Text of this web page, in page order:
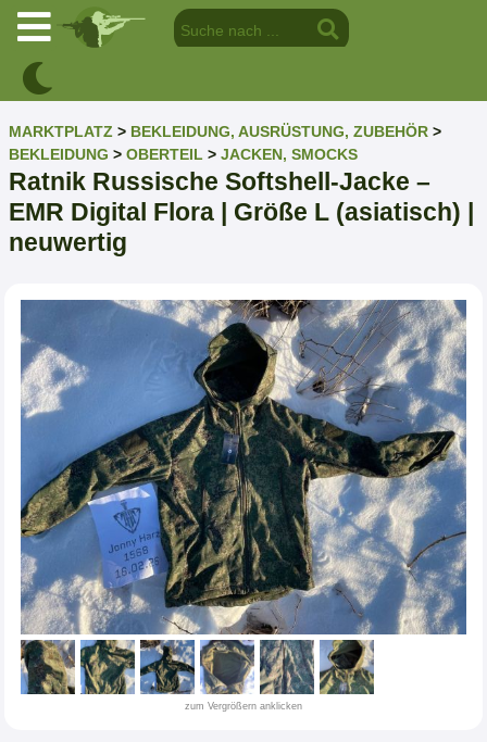
MARKTPLATZ > BEKLEIDUNG, AUSRÜSTUNG, ZUBEHÖR >
BEKLEIDUNG > OBERTEIL > JACKEN, SMOCKS
Ratnik Russische Softshell-Jacke –
EMR Digital Flora | Größe L (asiatisch) |
neuwertig
zum Vergrößern anklicken